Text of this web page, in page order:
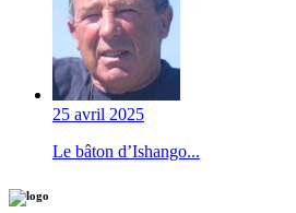
25 avril 2025
Le bâton d’Ishango...